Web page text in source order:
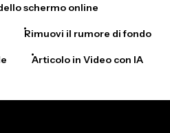
schermo online
Rimuovi il rumore di fondo
Articolo in Video con IA